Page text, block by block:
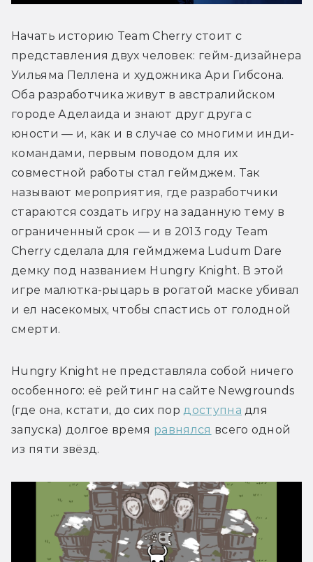
Начать историю Team Cherry стоит с
представления двух человек: гейм-дизайнера
Уильяма Пеллена и художника Ари Гибсона.
Оба разработчика живут в австралийском
городе Аделаида и знают друг друга с
юности — и, как и в случае со многими инди-
командами, первым поводом для их
совместной работы стал геймджем. Так
называют мероприятия, где разработчики
стараются создать игру на заданную тему в
ограниченный срок — и в 2013 году Team
Cherry сделала для геймджема Ludum Dare
демку под названием Hungry Knight. В этой
игре малютка-рыцарь в рогатой маске убивал
и ел насекомых, чтобы спастись от голодной
смерти.
Hungry Knight не представляла собой ничего
особенного: её рейтинг на сайте Newgrounds
(где она, кстати, до сих пор доступна для
запуска) долгое время равнялся всего одной
из пяти звёзд.